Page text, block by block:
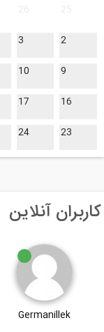
3
2
10
9
17
16
24 23
کاربران آنلاین
Germanillek